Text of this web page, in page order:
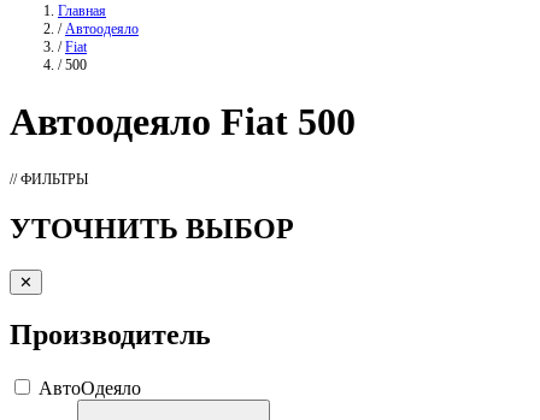
Главная
/ Автоодеяло
/ Fiat
/ 500
Автоодеяло Fiat 500
// ФИЛЬТРЫ
УТОЧНИТЬ ВЫБОР
✕
Производитель
АвтоОдеяло